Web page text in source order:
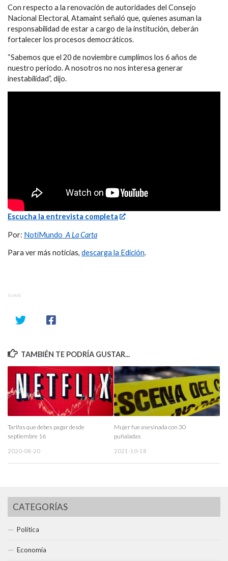
Con respecto a la renovación de autoridades del Consejo
Nacional Electoral, Atamaint señaló que, quienes asuman la
responsabilidad de estar a cargo de la institución, deberán
fortalecer los procesos democráticos.
“Sabemos que el 20 de noviembre cumplimos los 6 años de
nuestro periodo. A nosotros no nos interesa generar
inestabilidad”, dijo.
Escucha la entrevista completa
Por: NotiMundo A La Carta
Para ver más noticias, descarga la Edición.
SHARE
TAMBIÉN TE PODRÍA GUSTAR...
Tarifas que debes pagar desde
septiembre 16
2020-08-20
Mujer fue asesinada con 30
puñaladas
2021-10-18
CATEGORÍAS
Política
Economía